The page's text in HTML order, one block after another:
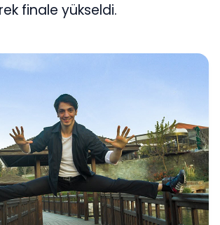
finale yükseldi.